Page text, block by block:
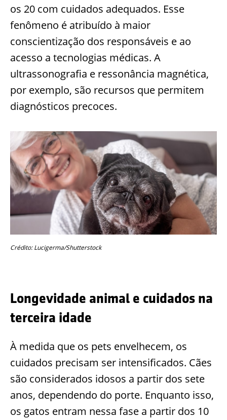
os 20 com cuidados adequados. Esse
fenômeno é atribuído à maior
conscientização dos responsáveis e ao
acesso a tecnologias médicas. A
ultrassonografia e ressonância magnética,
por exemplo, são recursos que permitem
diagnósticos precoces.
Crédito: Lucigerma/Shutterstock
Longevidade animal e cuidados na
terceira idade
À medida que os pets envelhecem, os
cuidados precisam ser intensificados. Cães
são considerados idosos a partir dos sete
anos, dependendo do porte. Enquanto isso,
os gatos entram nessa fase a partir dos 10